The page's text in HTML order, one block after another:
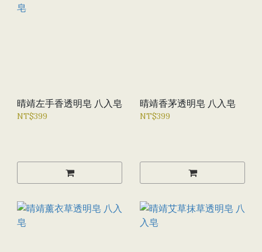
晴靖左手香透明皂 八入皂
NT$399
晴靖香茅透明皂 八入皂
NT$399